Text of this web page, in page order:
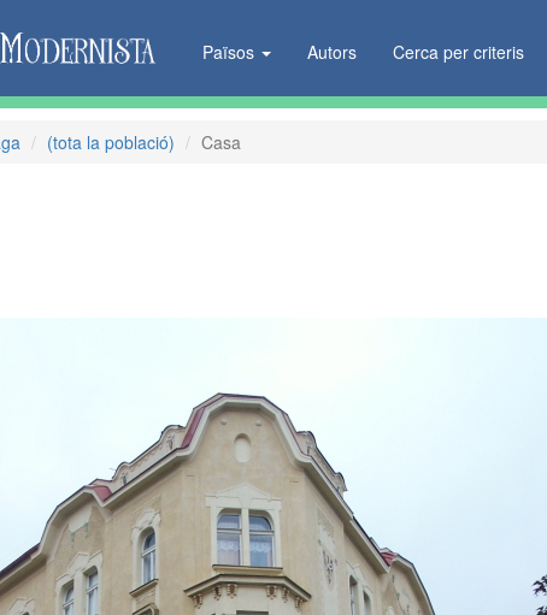
Països Autors Cerca per criteris
(tota la població) Casa